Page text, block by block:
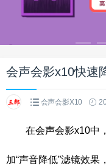
会声会影x10快速
会声会影X10
在会声会影x10中
加“声音降低”滤镜效